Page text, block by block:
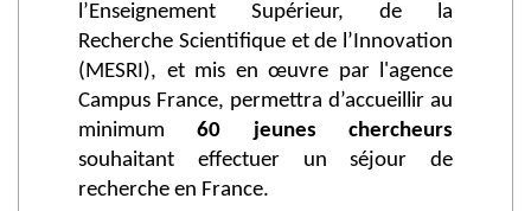
l’Enseignement Supérieur, de la
Recherche Scientifique et de l’Innovation
(MESRI), et mis en œuvre par l'agence
Campus France, permettra d’accueillir au
minimum 60 jeunes chercheurs
souhaitant effectuer un séjour de
recherche en France.